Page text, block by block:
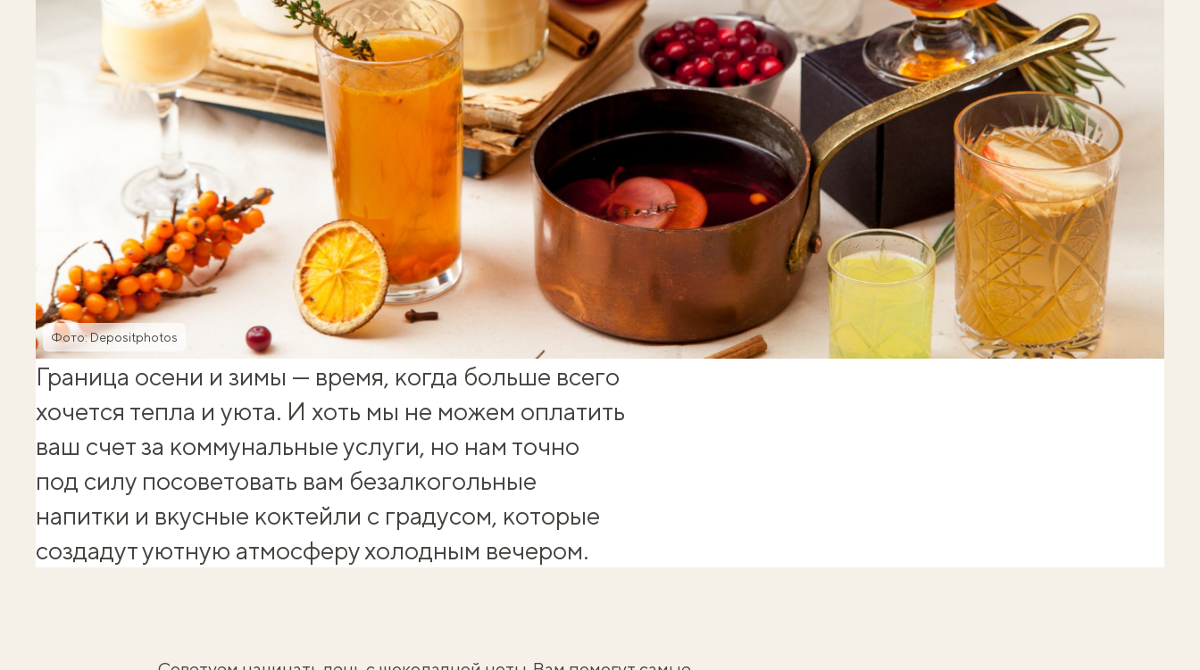
Фото: Depositphotos
Граница осени и зимы — время, когда больше всего
хочется тепла и уюта. И хоть мы не можем оплатить
ваш счет за коммунальные услуги, но нам точно
под силу посоветовать вам безалкогольные
напитки и вкусные коктейли с градусом, которые
создадут уютную атмосферу холодным вечером.